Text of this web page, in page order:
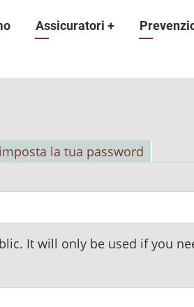
Assicuratori +
la tua password
It will only be used if you